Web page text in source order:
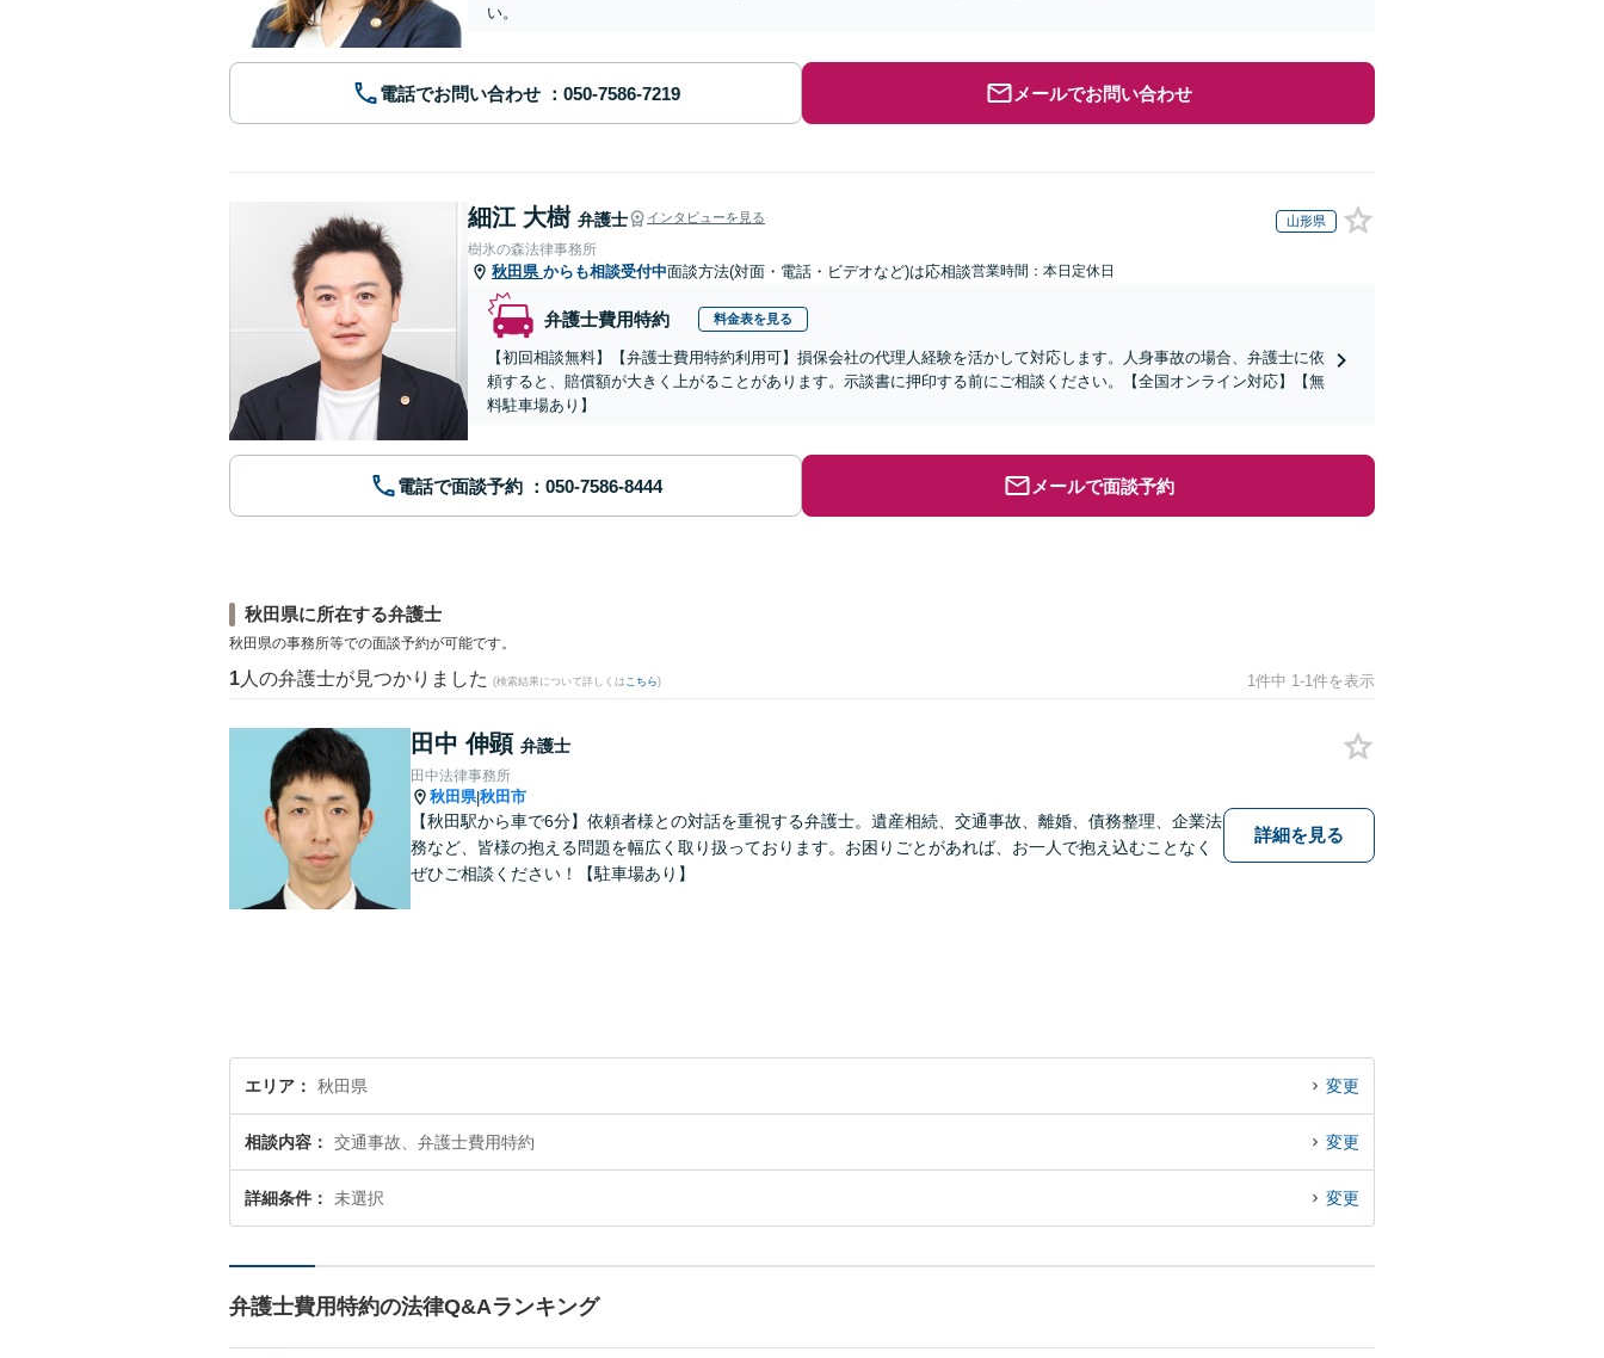
い。
電話でお問い合わせ メールでお問い合わせ
細江 大樹 弁護士 インタビューを見る 山形県
樹氷の森法律事務所
秋田県 からも相談受付中面談方法(対面・電話・ビデオなど)は応相談営業時間：本日定休日
弁護士費用特約 料金表を見る
【初回相談無料】【弁護士費用特約利用可】損保会社の代理人経験を活かして対応します。人身事故の場合、弁護士に依
頼すると、賠償額が大きく上がることがあります。示談書に押印する前にご相談ください。【全国オンライン対応】【無
料駐車場あり】
電話で面談予約 メールで面談予約
秋田県に所在する弁護士
秋田県の事務所等での面談予約が可能です。
1 人の弁護士が見つかりました (検索結果について詳しくは こちら) 1件中 1-1件を表示
田中 伸顕 弁護士
田中法律事務所
秋田県|秋田市
【秋田駅から車で6分】依頼者様との対話を重視する弁護士。遺産相続、交通事故、離婚、債務整理、企業法
務など、皆様の抱える問題を幅広く取り扱っております。お困りごとがあれば、お一人で抱え込むことなく
ぜひご相談ください！【駐車場あり】
詳細を見る
エリア 秋田県 変更
相談内容 交通事故、弁護士費用特約 変更
詳細条件 未選択 変更
弁護士費用特約の法律Q&Aランキング